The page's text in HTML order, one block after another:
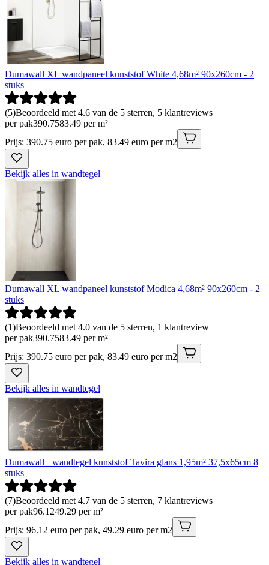
Dumawall XL wandpaneel kunststof White 4,68m² 90x260cm - 2
stuks
(5)Beoordeeld met 4.6 van de 5 sterren, 5 klantreviews
per pak390.7583.49 per m²
Prijs: 390.75 euro per pak, 83.49 euro per m2
Bekijk alles in wandtegel
Dumawall XL wandpaneel kunststof Modica 4,68m² 90x260cm - 2
stuks
(1)Beoordeeld met 4.0 van de 5 sterren, 1 klantreview
per pak390.7583.49 per m²
Prijs: 390.75 euro per pak, 83.49 euro per m2
Bekijk alles in wandtegel
Dumawall+ wandtegel kunststof Tavira glans 1,95m² 37,5x65cm 8
stuks
(7)Beoordeeld met 4.7 van de 5 sterren, 7 klantreviews
per pak96.1249.29 per m²
Prijs: 96.12 euro per pak, 49.29 euro per m2
Bekijk alles in wandtegel